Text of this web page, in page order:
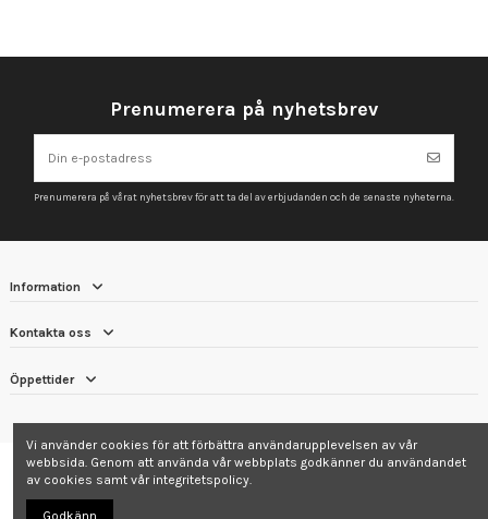
Prenumerera på nyhetsbrev
Prenumerera på vårat nyhetsbrev för att ta del av erbjudanden och de senaste nyheterna.
Information
Kontakta oss
Öppettider
Vi använder cookies för att förbättra användarupplevelsen av vår
webbsida. Genom att använda vår webbplats godkänner du användandet
av cookies samt vår integritetspolicy.
Godkänn